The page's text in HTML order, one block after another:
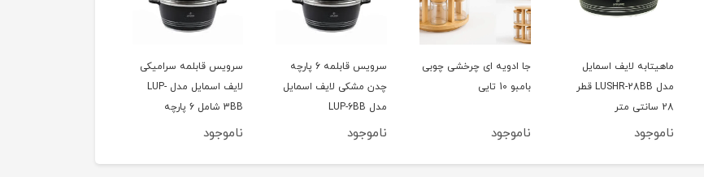
جا ادویه ای چرخشی چوبی
بامبو 10 تایی
ناموجود
سرویس قابلمه 6 پارچه
چدن مشکی لایف اسمایل
ناموجود
سرویس قابلمه سرامیکی
لایف اسمایل مدل LUP-
3BB شامل 6 پارچه
ناموجود
تابه چدن دسینی سایز 40
ناموجود